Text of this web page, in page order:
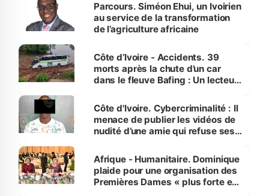
Parcours. Siméon Ehui, un Ivoirien
au service de la transformation
de l’agriculture africaine
Côte d’Ivoire - Accidents. 39
morts après la chute d’un car
dans le fleuve Bafing : Un lecteur
des Transports
Côte d'Ivoire. Cybercriminalité : Il
menace de publier les vidéos de
nudité d’une amie qui refuse ses
Afrique - Humanitaire. Dominique
plaide pour une organisation des
Premières Dames « plus forte et